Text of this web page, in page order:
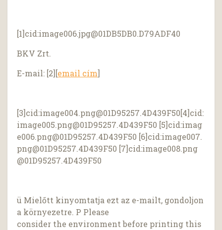
[1]cid:image006.jpg@01DB5DB0.D79ADF40
BKV Zrt.
E-mail: [2][email cím]
[3]cid:image004.png@01D95257.4D439F50[4]cid:
image005.png@01D95257.4D439F50 [5]cid:imag
e006.png@01D95257.4D439F50 [6]cid:image007.
png@01D95257.4D439F50 [7]cid:image008.png
@01D95257.4D439F50
ü Mielőtt kinyomtatja ezt az e-mailt, gondoljon
a környezetre. P Please
consider the environment before printing this